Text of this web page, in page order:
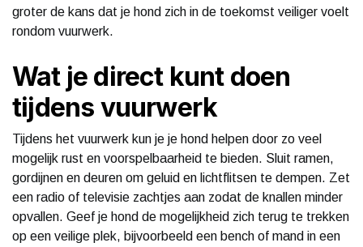
groter de kans dat je hond zich in de toekomst veiliger voelt
rondom vuurwerk.
Wat je direct kunt doen
tijdens vuurwerk
Tijdens het vuurwerk kun je je hond helpen door zo veel
mogelijk rust en voorspelbaarheid te bieden. Sluit ramen,
gordijnen en deuren om geluid en lichtflitsen te dempen. Zet
een radio of televisie zachtjes aan zodat de knallen minder
opvallen. Geef je hond de mogelijkheid zich terug te trekken
op een veilige plek, bijvoorbeeld een bench of mand in een